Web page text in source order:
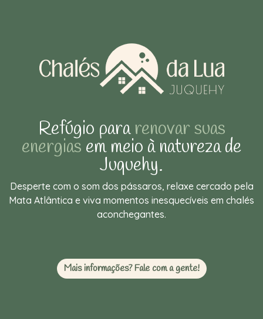
Refúgio pararenovar suas
energias em meio à natureza de
Juquehy.
Desperte com o som dos pássaros, relaxe cercado pela
Mata Atlântica e viva momentos inesquecíveis em chalés
aconchegantes.
Mais informações? Fale com a gente!